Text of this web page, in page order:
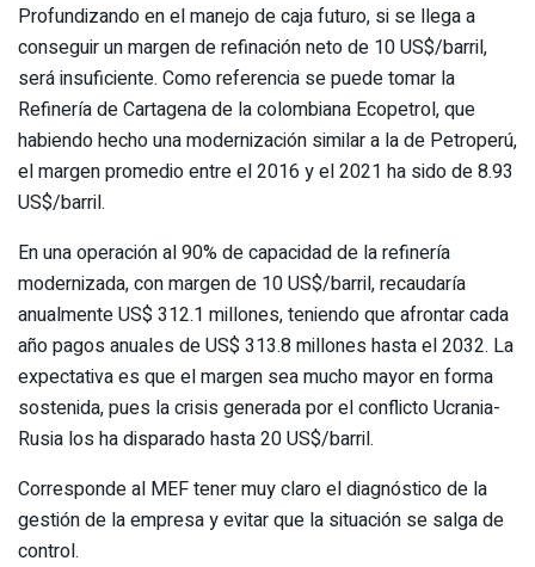
Profundizando en el manejo de caja futuro, si se llega a
conseguir un margen de refinación neto de 10 US$/barril,
será insuficiente. Como referencia se puede tomar la
Refinería de Cartagena de la colombiana Ecopetrol, que
habiendo hecho una modernización similar a la de Petroperú,
el margen promedio entre el 2016 y el 2021 ha sido de 8.93
US$/barril.
En una operación al 90% de capacidad de la refinería
modernizada, con margen de 10 US$/barril, recaudaría
anualmente US$ 312.1 millones, teniendo que afrontar cada
año pagos anuales de US$ 313.8 millones hasta el 2032. La
expectativa es que el margen sea mucho mayor en forma
sostenida, pues la crisis generada por el conflicto Ucrania-
Rusia los ha disparado hasta 20 US$/barril.
Corresponde al MEF tener muy claro el diagnóstico de la
gestión de la empresa y evitar que la situación se salga de
control.